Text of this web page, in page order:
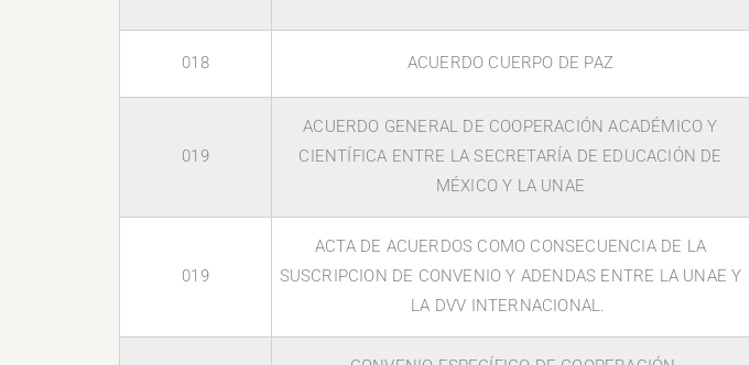
018 ACUERDO CUERPO DE PAZ
019
ACUERDO GENERAL DE COOPERACIÓN ACADÉMICO Y
CIENTÍFICA ENTRE LA SECRETARÍA DE EDUCACIÓN DE
MÉXICO Y LA UNAE
019
ACTA DE ACUERDOS COMO CONSECUENCIA DE LA
SUSCRIPCION DE CONVENIO Y ADENDAS ENTRE LA UNAE Y
LA DVV INTERNACIONAL.